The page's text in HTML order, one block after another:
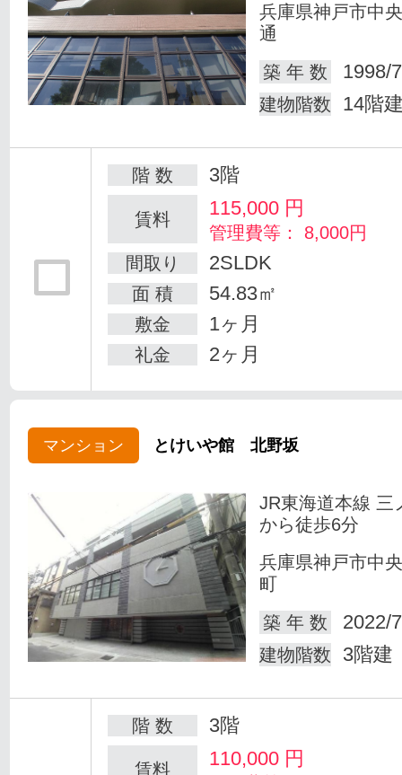
兵庫県神戸市中
通
築 年 数
1998/
建物階数 14階
階 数 3階
賃料 115,000 円
管理費等： 8,000円
間取り
2SLDK
面 積 54.83㎡
敷金 1ヶ月
礼金 2ヶ月
マンション とけいや館 北野坂
JR東海道本線 三
から徒歩6分
兵庫県神戸市中
町
築 年 数
2022/
建物階数 3階建
階 数 3階
賃料 110,000 円